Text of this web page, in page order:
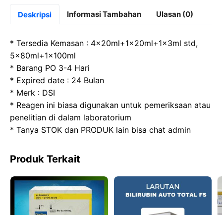
c
b
o
o
k
st
d
o
n
at
s
A
p
p
e
gr
a
Deskripsi Informasi Tambahan Ulasan (0)
* Tersedia Kemasan : 4x20ml+1x20ml+1x3ml std,
5x80ml+1x100ml
* Barang PO 3-4 Hari
* Expired date : 24 Bulan
* Merk : DSI
* Reagen ini biasa digunakan untuk pemeriksaan atau
penelitian di dalam laboratorium
* Tanya STOK dan PRODUK lain bisa chat admin
Produk Terkait